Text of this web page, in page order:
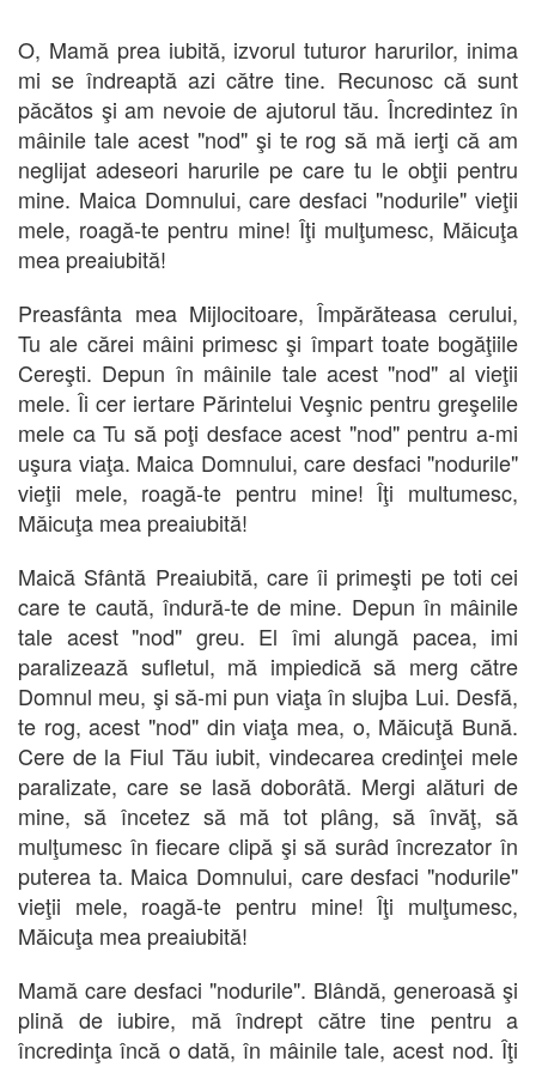
O, Mamă prea iubită, izvorul tuturor harurilor, inima
mi se îndreaptă azi către tine. Recunosc că sunt
păcătos şi am nevoie de ajutorul tău. Încredintez în
mâinile tale acest "nod" şi te rog să mă ierţi că am
neglijat adeseori harurile pe care tu le obţii pentru
mine. Maica Domnului, care desfaci "nodurile" vieţii
mele, roagă-te pentru mine! Îţi mulţumesc, Măicuţa
mea preaiubită!
Preasfânta mea Mijlocitoare, Împărăteasa cerului,
Tu ale cărei mâini primesc şi împart toate bogăţiile
Cereşti. Depun în mâinile tale acest "nod" al vieţii
mele. Îi cer iertare Părintelui Veşnic pentru greşelile
mele ca Tu să poţi desface acest "nod" pentru a-mi
uşura viaţa. Maica Domnului, care desfaci "nodurile"
vieţii mele, roagă-te pentru mine! Îţi multumesc,
Măicuţa mea preaiubită!
Maică Sfântă Preaiubită, care îi primeşti pe toti cei
care te caută, îndură-te de mine. Depun în mâinile
tale acest "nod" greu. El îmi alungă pacea, imi
paralizează sufletul, mă impiedică să merg către
Domnul meu, şi să-mi pun viaţa în slujba Lui. Desfă,
te rog, acest "nod" din viaţa mea, o, Măicuţă Bună.
Cere de la Fiul Tău iubit, vindecarea credinţei mele
paralizate, care se lasă doborâtă. Mergi alături de
mine, să încetez să mă tot plâng, să învăţ, să
mulţumesc în fiecare clipă şi să surâd încrezator în
puterea ta. Maica Domnului, care desfaci "nodurile"
vieţii mele, roagă-te pentru mine! Îţi mulţumesc,
Măicuţa mea preaiubită!
Mamă care desfaci "nodurile". Blândă, generoasă şi
plină de iubire, mă îndrept către tine pentru a
încredinţa încă o dată, în mâinile tale, acest nod. Îţi